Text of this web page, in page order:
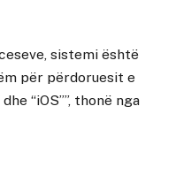
sistemi është
për përdoruesit e
“iOS””, thonë nga